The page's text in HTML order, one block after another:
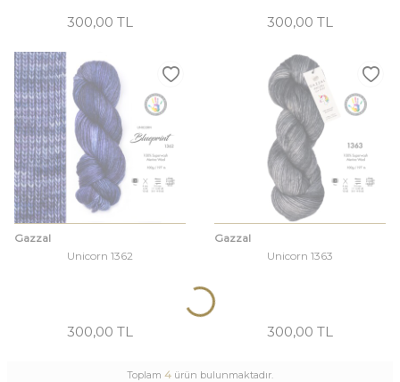
300,00 TL 300,00 TL
Gazzal
Unicorn 1362
300,00 TL
Gazzal
Unicorn 1363
300,00 TL
Toplam 4 ürün bulunmaktadır.